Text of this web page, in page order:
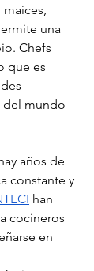
maíces,
una
Chefs
que es
del mundo
años de
constante y
han
cocineros
en